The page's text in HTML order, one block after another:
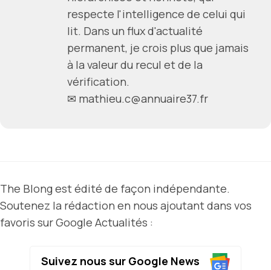
respecte l'intelligence de celui qui
lit. Dans un flux d'actualité
permanent, je crois plus que jamais
à la valeur du recul et de la
vérification.
✉ mathieu.c@annuaire37.fr
The Blong est édité de façon indépendante.
Soutenez la rédaction en nous ajoutant dans vos
favoris sur Google Actualités :
Suivez nous sur Google News